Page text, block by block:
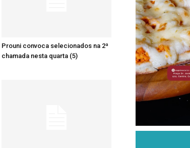
Prouni convoca selecionados na 2ª
chamada nesta quarta (5)